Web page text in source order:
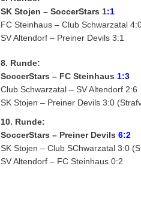
SK Stojen – SoccerStars 1:1
FC Steinhaus – Club Schwarzatal
SV Altendorf – Preiner Devils 3:1
8. Runde:
SoccerStars – FC Steinhaus 1:3
Club Schwarzatal – SV Altendorf 2:6
SK Stojen – Preiner Devils 3:0
10. Runde:
SoccerStars – Preiner Devils 6:2
SK Stojen – Club SChwarzatal 3:0
SV Altendorf – FC Steinhaus 0:2